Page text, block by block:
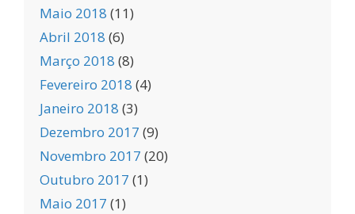
Maio 2018 (11)
Abril 2018 (6)
Março 2018 (8)
Fevereiro 2018 (4)
Janeiro 2018 (3)
Dezembro 2017 (9)
Novembro 2017 (20)
Outubro 2017 (1)
Maio 2017 (1)